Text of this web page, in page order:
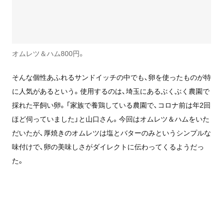
オムレツ＆ハム800円。
そんな個性あふれるサンドイッチの中でも、卵を使ったものが特
に人気があるという。使用するのは、埼玉にあるぶくぶく農園で
採れた平飼い卵。「家族で養鶏している農園で、コロナ前は年2回
ほど伺っていました」と山口さん。今回はオムレツ＆ハムをいた
だいたが、厚焼きのオムレツは塩とバターのみというシンプルな
味付けで、卵の美味しさがダイレクトに伝わってくるようだっ
た。